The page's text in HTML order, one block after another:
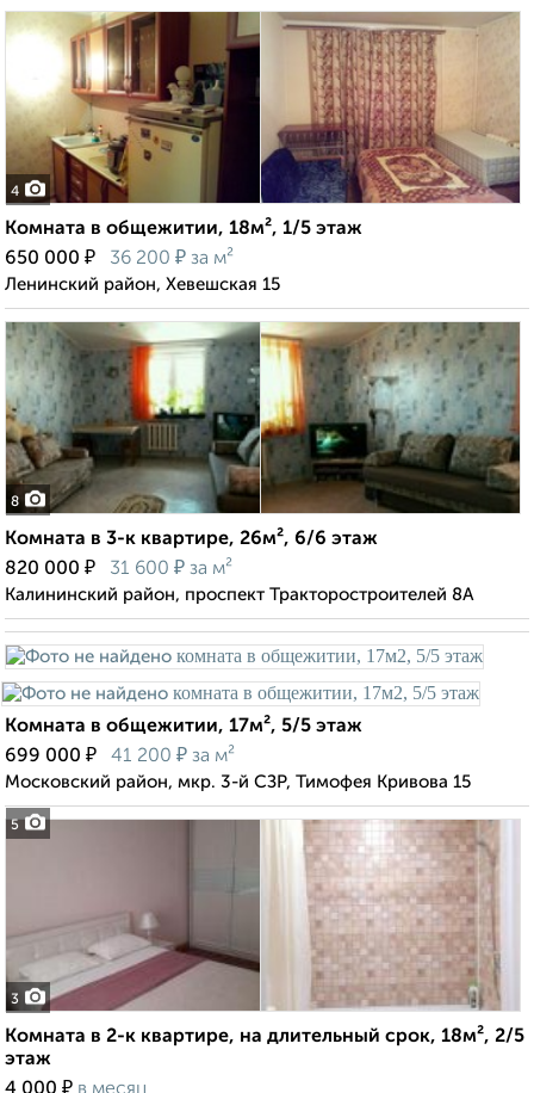
4
Комната в общежитии, 18м², 1/5 этаж
650 000 ₽ 36 200 ₽ за м²
Ленинский район, Хевешская 15
8
Комната в 3-к квартире, 26м², 6/6 этаж
820 000 ₽ 31 600 ₽ за м²
Калининский район, проспект Тракторостроителей 8А
5
Комната в общежитии, 17м², 5/5 этаж
699 000 ₽ 41 200 ₽ за м²
Московский район, мкр. 3-й СЗР, Тимофея Кривова 15
3
Комната в 2-к квартире, на длительный срок, 18м², 2/5
этаж
₽